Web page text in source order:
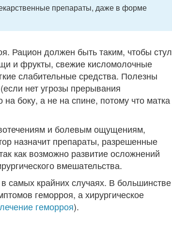
препараты, даже в форме
Рацион должен быть таким, чтобы стул
и фрукты, свежие кисломолочные
слабительные средства. Полезны
нет угрозы прерывания
боку, а не на спине, потому что матка
и болевым ощущениям,
назначит препараты, разрешенные
как возможно развитие осложнений
вмешательства.
самых крайних случаях. В большинстве
геморроя, а хирургическое
лечение геморроя).